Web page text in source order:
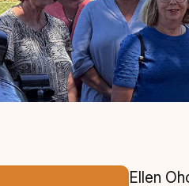
Ellen